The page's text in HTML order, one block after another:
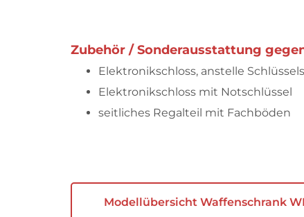
Zubehör / Sonderausstattung
Elektronikschloss, anstelle
Elektronikschloss mit Notschlüssel
seitliches Regalteil mit Fachböden
Modellübersicht Waffenschrank